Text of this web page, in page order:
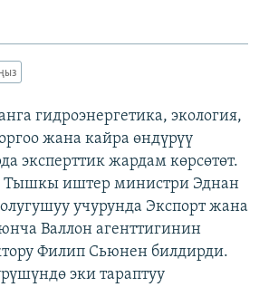
сайттары
гидроэнергетика, экология,
жана кайра өндүрүү
эксперттик жардам көрсөтөт.
Тышкы иштер министри Эднан
учурунда Экспорт жана
Валлон агенттигинин
Филип Сьюнен билдирди.
эки тараптуу